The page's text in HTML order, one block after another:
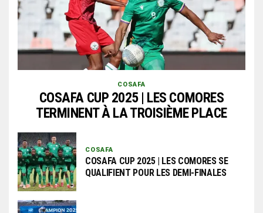
COSAFA
COSAFA CUP 2025 | LES COMORES
TERMINENT À LA TROISIÈME PLACE
COSAFA
COSAFA CUP 2025 | LES COMORES SE
QUALIFIENT POUR LES DEMI-FINALES